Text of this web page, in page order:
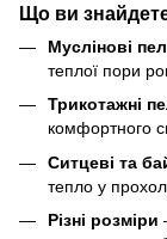
Що ви
Муслінові
теплої пори
Трикотажні
комфортного
Ситцеві та
тепло у
Різні розміри